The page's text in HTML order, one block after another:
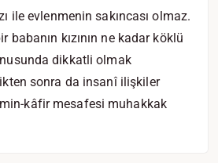
ile evlenmenin sakıncası olmaz.
babanın kızının ne kadar köklü
dikkatli olmak
sonra da insanî ilişkiler
kâfir mesafesi muhakkak